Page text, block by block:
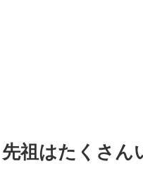
先祖はたくさ